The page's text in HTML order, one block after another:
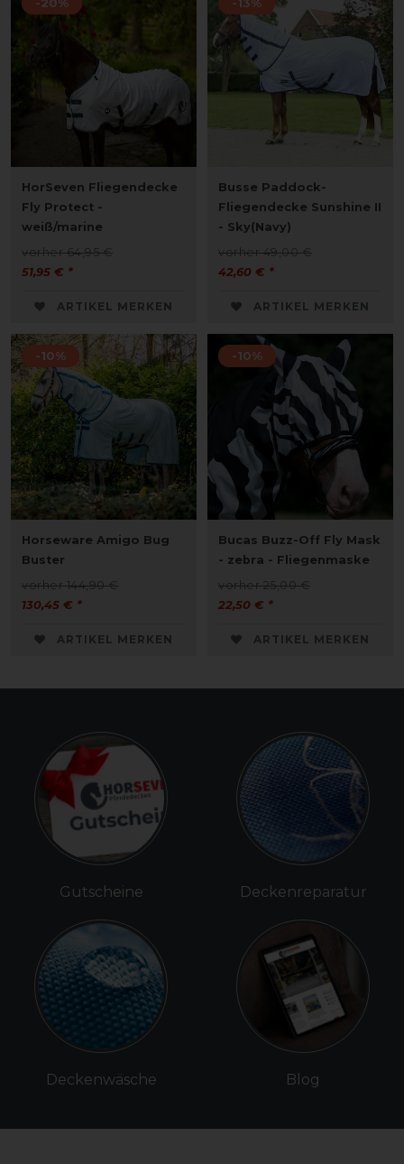
-20%
HorSeven Fliegendecke
Fly Protect -
weiß/marine
vorher 64,95 €
51,95 € *
ARTIKEL MERKEN
-13%
Busse Paddock-
Fliegendecke Sunshine II
- Sky(Navy)
vorher 49,00 €
42,60 € *
ARTIKEL MERKEN
-10%
Horseware Amigo Bug
Buster
vorher 144,90 €
130,45 € *
ARTIKEL MERKEN
-10%
Bucas Buzz-Off Fly Mask
- zebra - Fliegenmaske
vorher 25,00 €
22,50 € *
ARTIKEL MERKEN
Gutscheine
Deckenwäsche
Deckenreparatur
Blog